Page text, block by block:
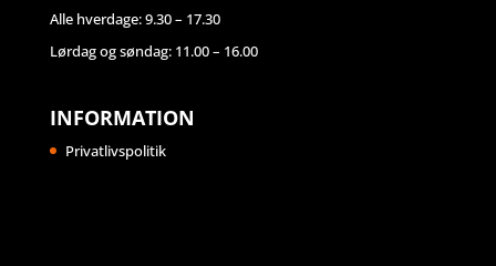
Alle hverdage: 9.30 – 17.30
Lørdag og søndag: 11.00 – 16.00
INFORMATION
Privatlivspolitik